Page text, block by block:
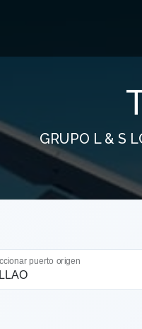
GRUPO L & S
puerto origen